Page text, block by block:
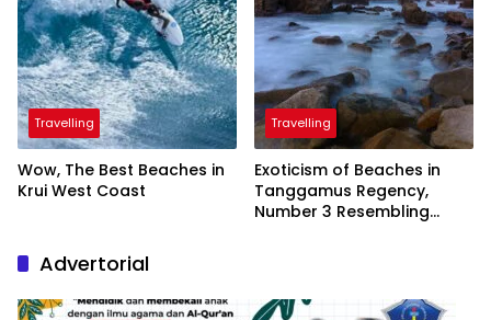
Travelling
Wow, The Best Beaches in
Krui West Coast
Travelling
Exoticism of Beaches in
Tanggamus Regency,
Number 3 Resembling
Advertorial